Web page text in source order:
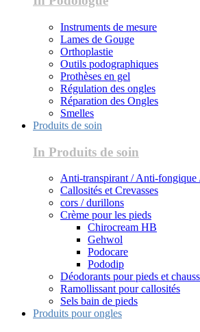
Instruments de mesure
Lames de Gouge
Orthoplastie
Outils podographiques
Prothèses en gel
Régulation des ongles
Réparation des Ongles
Smelles
Produits de soin
In Produits de soin
Anti-transpirant / Anti-fongique
Callosités et Crevasses
cors / durillons
Crème pour les pieds
Chirocream HB
Gehwol
Podocare
Pododip
Déodorants pour pieds et
Ramollissant pour callosités
Sels bain de pieds
Produits pour ongles